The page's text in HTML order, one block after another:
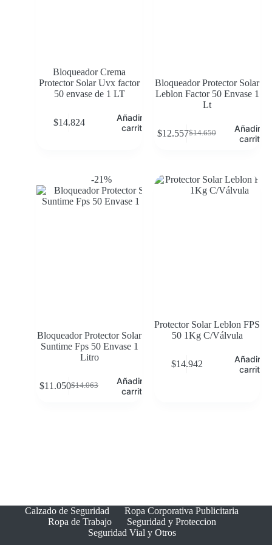
Bloqueador Crema
Protector Solar Uvx factor
50 envase de 1 LT
$14.824
Añadir al
carrito
Bloqueador Protector Solar
Leblon Factor 50 Envase 1
Lt
$14.650
$12.557
Añadir al
carrito
-21%
Bloqueador Protector Solar
Suntime Fps 50 Envase 1
Litro
$14.063
$11.050
Añadir al
carrito
Protector Solar Leblon FPS
50 1Kg C/Válvula
$14.942
Añadir al
carrito
Calzado de Seguridad
Ropa Corporativa Publicitaria
Ropa de Trabajo
Seguridad y Proteccion
Seguridad Vial y Otros